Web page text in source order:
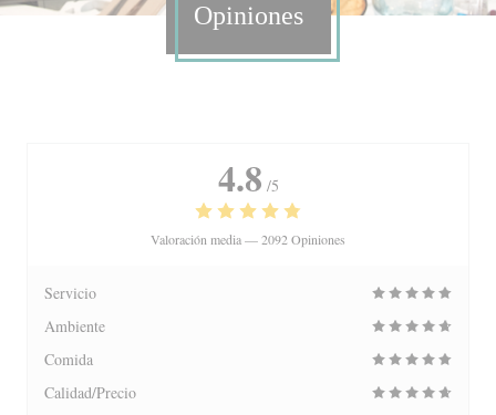
Opiniones
4.8 /5
Valoración media —2092 Opiniones
Servicio
Ambiente
Comida
Calidad/Precio